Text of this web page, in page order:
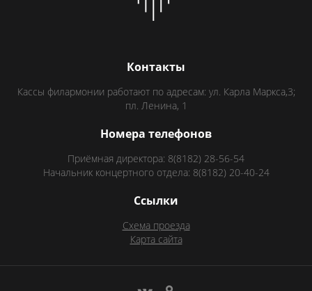
Контакты
Кассы филармонии работают по адресам: ул. Карла Маркса,3;
пл. Ленина, 1
Номера телефонов
Приёмная директора: 8(8182) 28-56-54
Начальник концертного отдела: 8(8182) 20-40-24
Ссылки
Схема проезда
Карта сайта